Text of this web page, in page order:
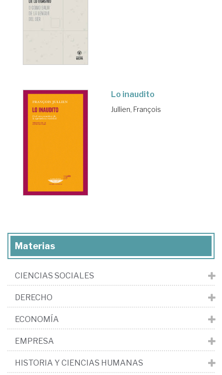
Lo inaudito
Jullien, François
Materias
CIENCIAS SOCIALES
DERECHO
ECONOMÍA
EMPRESA
HISTORIA Y CIENCIAS HUMANAS